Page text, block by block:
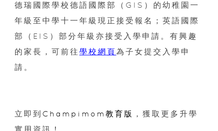
德瑞國際學校德語國際部（GIS）的幼稚園一
年級至中學十一年級現正接受報名；英語國際
部（EIS）部分年級亦接受入學申請。有興趣
的家長，可前往 學校網頁為子女提交入學申
請。
立即到 Champimom教育版
，獲取更多升學
實用資訊！